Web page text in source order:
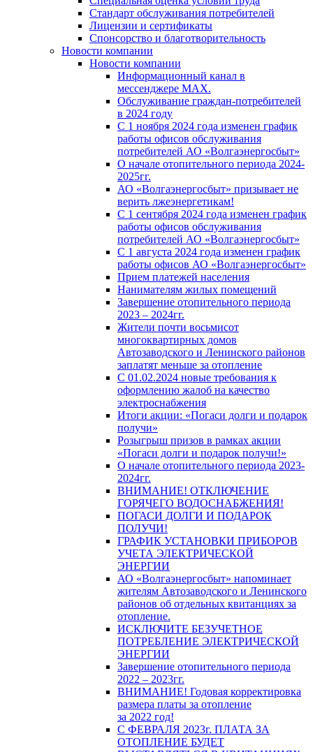
Стандарт обслуживания потребителей
Лицензии и сертификаты
Спонсорство и благотворительность
Новости компании
Новости компании
Информационный канал в
мессенджере MAX.
Обслуживание граждан-потребителей
в 2024 году
С 1 ноября 2024 года изменен график
работы офисов обслуживания
потребителей АО «Волгаэнергосбыт»
О начале отопительного периода 2024-
2025гг.
АО «Волгаэнергосбыт» призывает не
верить лжеэнергетикам!
С 1 сентября 2024 года изменен график
работы офисов обслуживания
потребителей АО «Волгаэнергосбыт»
С 1 августа 2024 года изменен график
работы офисов АО «Волгаэнергосбыт»
Прием платежей населения
Нанимателям жилых помещений
Завершение отопительного периода
2023 – 2024гг.
Жители почти восьмисот
многоквартирных домов
Автозаводского и Ленинского районов
заплатят меньше за отопление
С 01.02.2024 новые требования к
оформлению жалоб на качество
электроснабжения
Итоги акции: «Погаси долги и подарок
получи»
Розыгрыш призов в рамках акции
«Погаси долги и подарок получи!»
О начале отопительного периода 2023-
2024гг.
ВНИМАНИЕ! ОТКЛЮЧЕНИЕ
ГОРЯЧЕГО ВОДОСНАБЖЕНИЯ!
ПОГАСИ ДОЛГИ И ПОДАРОК
ПОЛУЧИ!
ГРАФИК УСТАНОВКИ ПРИБОРОВ
УЧЕТА ЭЛЕКТРИЧЕСКОЙ
ЭНЕРГИИ
АО «Волгаэнергосбыт» напоминает
жителям Автозаводского и Ленинского
районов об отдельных квитанциях за
отопление.
ИСКЛЮЧИТЕ БЕЗУЧЕТНОЕ
ПОТРЕБЛЕНИЕ ЭЛЕКТРИЧЕСКОЙ
ЭНЕРГИИ
Завершение отопительного периода
2022 – 2023гг.
ВНИМАНИЕ! Годовая корректировка
размера платы за отопление
за 2022 год!
С ФЕВРАЛЯ 2023г. ПЛАТА ЗА
ОТОПЛЕНИЕ БУДЕТ